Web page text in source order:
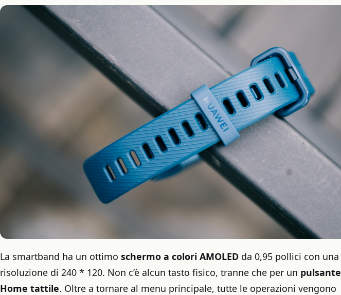
La smartband ha un ottimo schermo a colori AMOLED da 0,95 pollici con una
risoluzione di 240 * 120. Non c’è alcun tasto fisico, tranne che per un pulsante
Home tattile. Oltre a tornare al menu principale, tutte le operazioni vengono